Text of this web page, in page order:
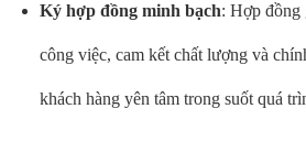
Ký hợp đồng minh bạch: Hợp đồng
công việc, cam kết chất lượng và
khách hàng yên tâm trong suốt quá